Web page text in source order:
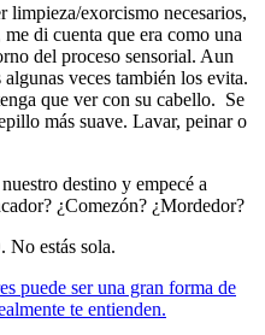
limpieza/exorcismo necesarios,
di cuenta que era como una
del proceso sensorial. Aun
veces también los evita.
que ver con su cabello. Se
más suave. Lavar, peinar o
destino y empecé a
¿Comezón? ¿Mordedor?
No estás sola.
puede ser una gran forma de
te entienden.